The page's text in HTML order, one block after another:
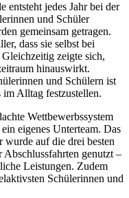
entsteht jedes Jahr bei der
und Schüler
gemeinsam getragen.
dass sie selbst bei
zeigte sich,
hinauswirkt.
und Schülern ist
im Alltag festzustellen.
Wettbewerbssystem
eigenes Unterteam. Das
wurde auf die drei besten
genutzt –
Leistungen. Zudem
Schülerinnen und